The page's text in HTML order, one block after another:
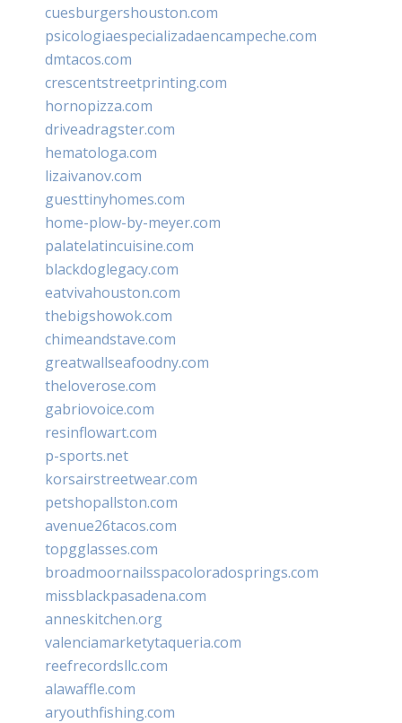
cuesburgershouston.com
psicologiaespecializadaencampeche.com
dmtacos.com
crescentstreetprinting.com
hornopizza.com
driveadragster.com
hematologa.com
lizaivanov.com
guesttinyhomes.com
home-plow-by-meyer.com
palatelatincuisine.com
blackdoglegacy.com
eatvivahouston.com
thebigshowok.com
chimeandstave.com
greatwallseafoodny.com
theloverose.com
gabriovoice.com
resinflowart.com
p-sports.net
korsairstreetwear.com
petshopallston.com
avenue26tacos.com
topgglasses.com
broadmoornailsspacoloradosprings.com
missblackpasadena.com
anneskitchen.org
valenciamarketytaqueria.com
reefrecordsllc.com
alawaffle.com
aryouthfishing.com